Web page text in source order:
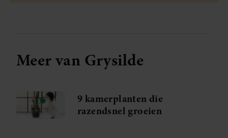
Meer van Grysilde
9 kamerplanten die
razendsnel groeien